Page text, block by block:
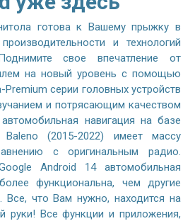
готова к Вашему прыжку в
и технологий
свое впечатление от
на новый уровень с помощью
Premium серии головных устройств
и потрясающим качеством
навигация на базе
(2015-2022) имеет массу
с оригинальным радио.
Android 14 автомобильная
функциональна, чем другие
Все, что Вам нужно, находится на
руки! Все функции и приложения,